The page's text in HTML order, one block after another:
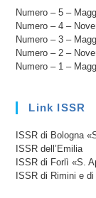
Numero – 5 –
Numero – 4 –
Numero – 3 –
Numero – 2 –
Numero – 1 –
Link ISSR
ISSR di Bologna
ISSR dell’Emilia
ISSR di Forlì «S.
ISSR di Rimini e